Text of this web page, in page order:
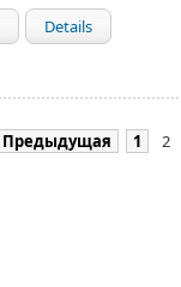
Details
Предыдущая 1 2